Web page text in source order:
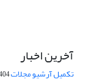
آخرین اخبار
تکمیل آرشیو مجلات08